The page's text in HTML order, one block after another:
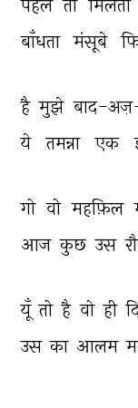
पहले तो मिलता
बाँधता मंसूबे
है मुझे बाद-
ये
तमन्ना एक
गो वो महफ़िल
आज कुछ उस
यूँ तो है वो ही
उस का आलम